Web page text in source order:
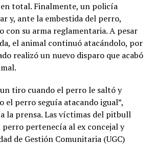
total. Finalmente, un policía
y, ante la embestida del perro,
con su arma reglamentaria. A pesar
el animal continuó atacándolo, por
realizó un nuevo disparo que acabó
tiro cuando el perro le saltó y
el perro seguía atacando igual”,
la prensa. Las víctimas del pitbull
perro pertenecía al ex concejal y
de Gestión Comunitaria (UGC)